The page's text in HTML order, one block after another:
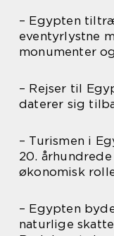
– Egypten
eventyrlystne
monumenter
– Rejser til
daterer sig
– Turismen i
20.
økonomisk
– Egypten
naturlige